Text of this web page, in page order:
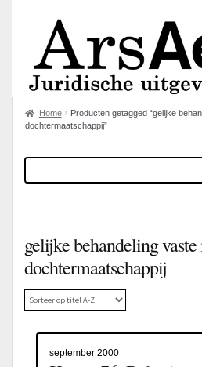
Home
Producten getagged “gelijke
dochtermaatschappij”
gelijke behandeling
dochtermaatschappij
september 2000